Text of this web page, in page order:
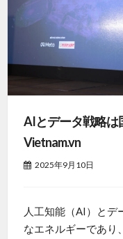
AIとデータ戦略は
Vietnam.vn
2025年9月10日
人工知能（AI）とデ
なエネルギーであり